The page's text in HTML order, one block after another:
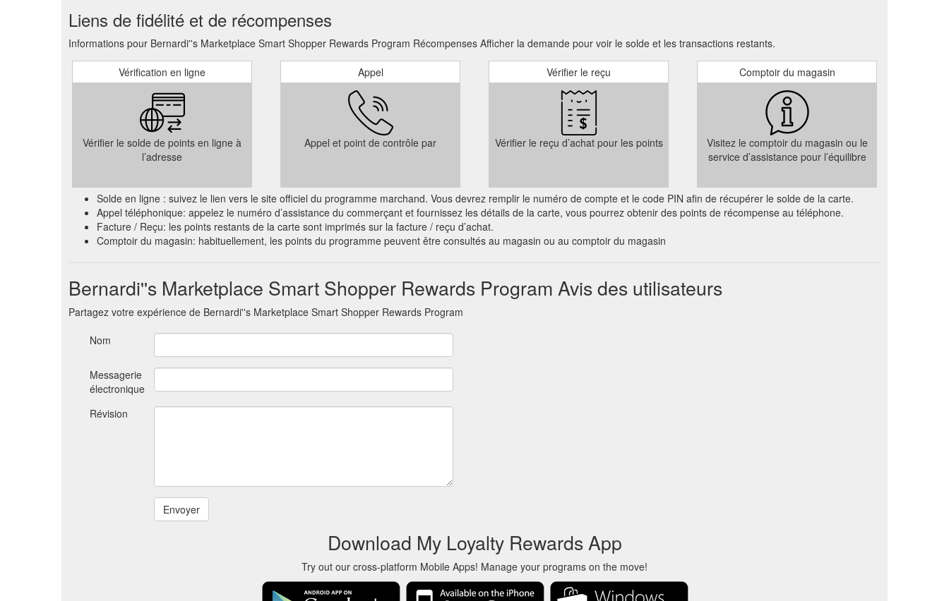
Liens de fidélité et de récompenses
Informations pour Bernardi''s Marketplace Smart Shopper Rewards Program Récompenses Afficher la demande pour voir le solde et les transactions restants.
Vérification en ligne
Vérifier le solde de points en ligne à
l’adresse
Appel
Appel et point de contrôle par
Vérifier le reçu
Vérifier le reçu d’achat pour les points
Comptoir du magasin
Visitez le comptoir du magasin ou le
service d’assistance pour l’équilibre
Solde en ligne : suivez le lien vers le site officiel du programme marchand. Vous devrez remplir le numéro de compte et le code PIN afin de récupérer le solde de la carte.
Appel téléphonique: appelez le numéro d’assistance du commerçant et fournissez les détails de la carte, vous pourrez obtenir des points de récompense au téléphone.
Facture / Reçu: les points restants de la carte sont imprimés sur la facture / reçu d’achat.
Comptoir du magasin: habituellement, les points du programme peuvent être consultés au magasin ou au comptoir du magasin
Bernardi''s Marketplace Smart Shopper Rewards Program Avis des utilisateurs
Partagez votre expérience de Bernardi''s Marketplace Smart Shopper Rewards Program
Nom
Messagerie
électronique
Révision
Download My Loyalty Rewards App
Try out our cross-platform Mobile Apps! Manage your programs on the move!